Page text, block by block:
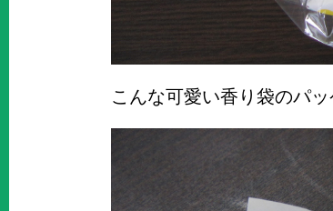
こんな可愛い香り袋のパ